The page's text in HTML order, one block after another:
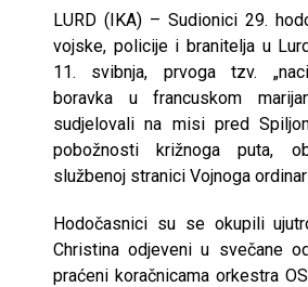
LURD (IKA) – Sudionici 29.
vojske, policije i branitelja u
11. svibnja, prvoga tzv.
boravka u francuskom
sudjelovali na misi pred
pobožnosti križnoga puta,
službenoj stranici Vojnoga
Hodočasnici su se okupili
Christina odjeveni u svečane
praćeni koračnicama orkestra